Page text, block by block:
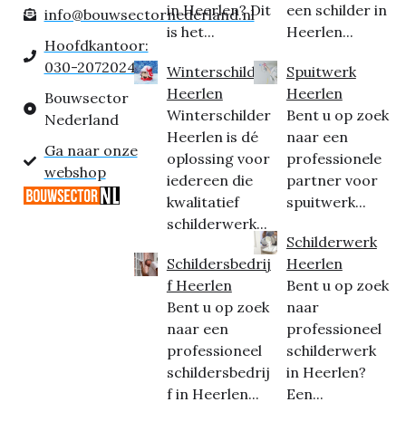
info@bouwsectornederland.nl
Hoofdkantoor:
030-2072024
Bouwsector
Nederland
Ga naar onze
webshop
in Heerlen? Dit
is het...
Winterschilder
Heerlen
Winterschilder
Heerlen is dé
oplossing voor
iedereen die
kwalitatief
schilderwerk...
Schildersbedrij
f Heerlen
Bent u op zoek
naar een
professioneel
schildersbedrij
f in Heerlen...
een schilder in
Heerlen...
Spuitwerk
Heerlen
Bent u op zoek
naar een
professionele
partner voor
spuitwerk...
Schilderwerk
Heerlen
Bent u op zoek
naar
professioneel
schilderwerk
in Heerlen?
Een...